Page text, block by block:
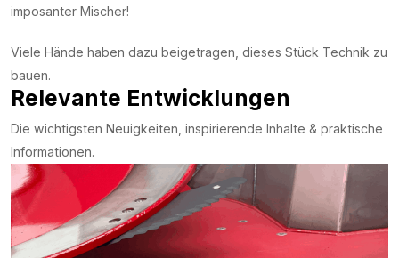
imposanter Mischer!
Viele Hände haben dazu beigetragen, dieses Stück Technik zu
bauen.
Relevante Entwicklungen
Die wichtigsten Neuigkeiten, inspirierende Inhalte & praktische
Informationen.